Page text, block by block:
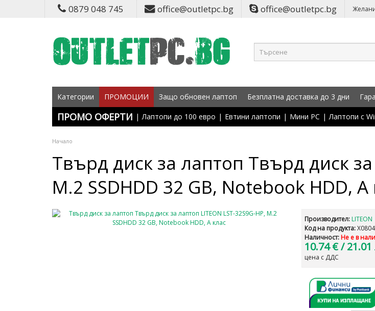
0879 048 745 office@outletpc.bg office@outletpc.bg
Категории ПРОМОЦИИ Защо обновен лаптоп Безплатна доставка до 3 дни
ПРОМО ОФЕРТИ | Лаптопи до 100 евро | Евтини лаптопи | Мини PC | Лаптопи с
Начало
Твърд диск за лаптоп Твърд диск за
M.2 SSDHDD 32 GB, Notebook HDD, А
Производител: LITEON
Код на продукта:
Наличност: Не е в
10.74 € / 21.01
цена с ДДС